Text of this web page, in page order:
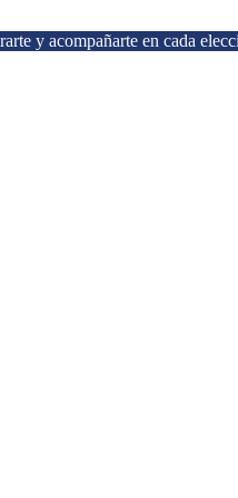
y acompañarte en cada